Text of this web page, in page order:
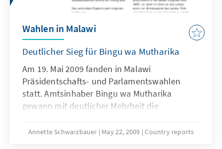
Wahlen in Malawi
Deutlicher Sieg für Bingu wa Mutharika
Am 19. Mai 2009 fanden in Malawi
Präsidentschafts- und Parlamentswahlen
statt. Amtsinhaber Bingu wa Mutharika
gewann mit deutlicher Mehrheit die
Jahren gegründete Partei DPP (Democratic
Annette Schwarzbauer May 22, 2009 Country reports